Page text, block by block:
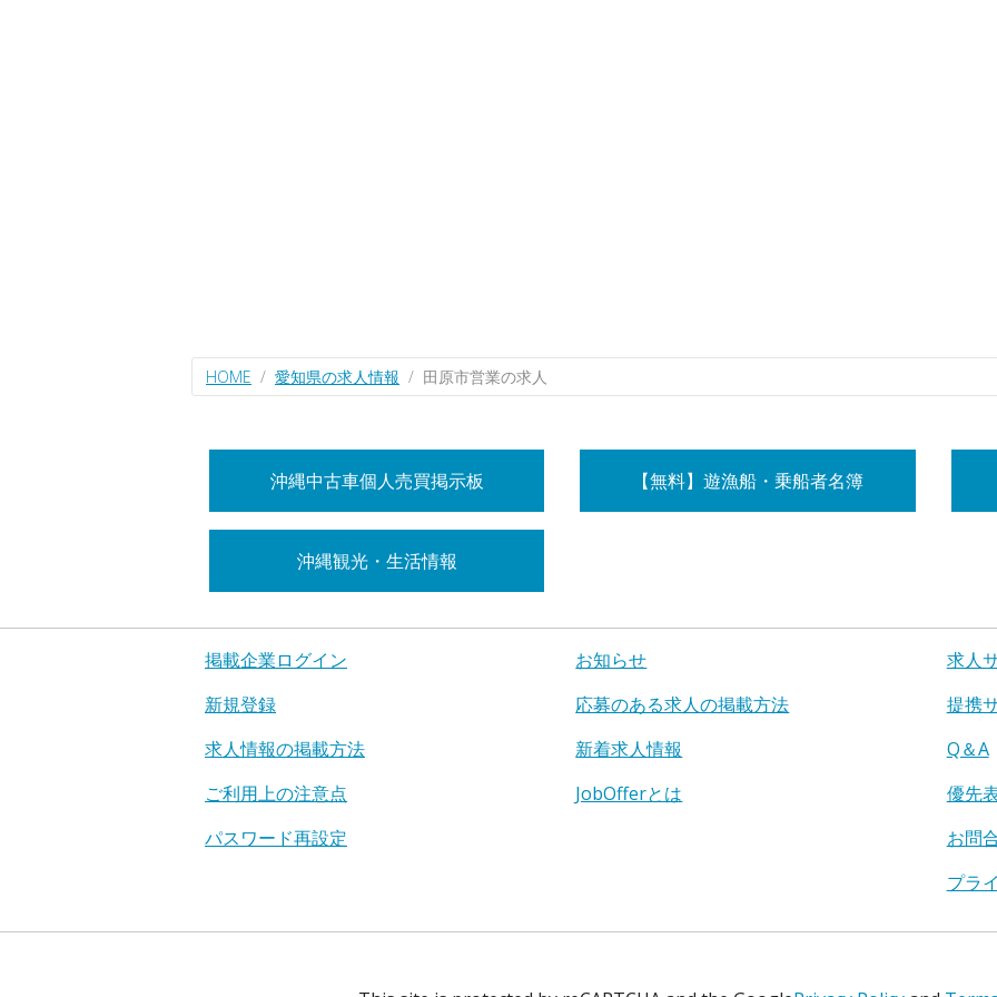
HOME 愛知県の求人情報 田原市営業の求人
沖縄中古車個人売買掲示板 【無料】遊漁船・乗船者名簿
沖縄観光・生活情報
掲載企業ログイン
新規登録
求人情報の掲載方法
ご利用上の注意点
パスワード再設定
お知らせ
応募のある求人の掲載方法
新着求人情報
JobOfferとは
求人
提携
Q＆A
優先
お問
プラ